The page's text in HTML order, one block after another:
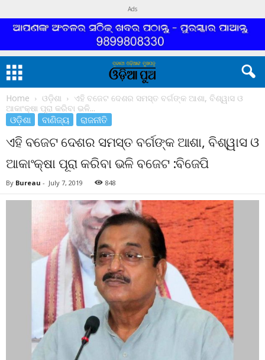
Ads
Home ଓଡ଼ିଶା
ଏହି ବଜେଟ ଦେଶର ସମସ୍ତ ବର୍ଗଙ୍କ ଆଶା, ବିଶ୍ୱାସ ଓ
ଆକାଂକ୍ଷା ପୂରା କରିବା ଭଳି...
ଓଡ଼ିଶା ବାଣିଜ୍ୟ ରାଜନୀତି
ଏହି ବଜେଟ ଦେଶର ସମସ୍ତ ବର୍ଗଙ୍କ ଆଶା, ବିଶ୍ୱାସ ଓ
ଆକାଂକ୍ଷା ପୂରା କରିବା ଭଳି ବଜେଟ :ବିଜେପି
By Bureau - July 7, 2019 848